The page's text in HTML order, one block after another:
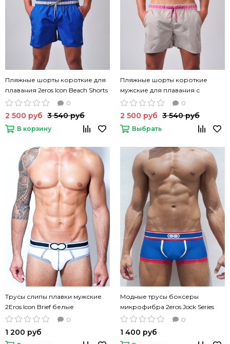
Пляжные шорты короткие для
плавания 2eros Icon Beach Shorts
синий цвет
0
2 500 руб 3 540 руб
В корзину
Пляжные шорты короткие
мужские для плавания с
карманами 2eros Icon2 бежевые
0
2 500 руб 3 540 руб
Выбрать
Трусы слипы плавки мужские
2Eros Icon Brief белые
0
1 200 руб
Модные трусы боксеры
микрофибра 2eros Jock Series
синие карманом
0
1 400 руб